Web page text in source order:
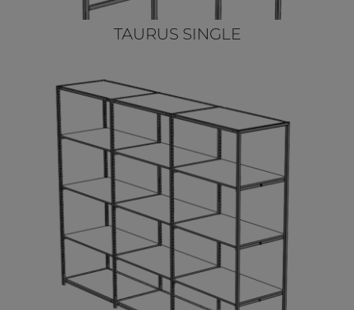
TAURUS SINGLE